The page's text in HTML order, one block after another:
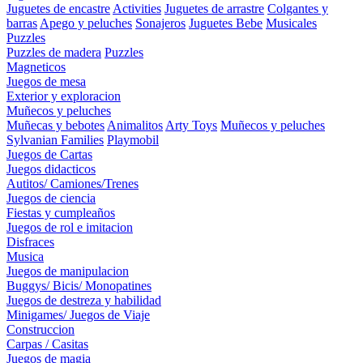
Juguetes de encastre Activities Juguetes de arrastre Colgantes y
barras Apego y peluches Sonajeros Juguetes Bebe Musicales
Puzzles
Puzzles de madera Puzzles
Magneticos
Juegos de mesa
Exterior y exploracion
Muñecos y peluches
Muñecas y bebotes Animalitos Arty Toys Muñecos y peluches
Sylvanian Families Playmobil
Juegos de Cartas
Juegos didacticos
Autitos/ Camiones/Trenes
Juegos de ciencia
Fiestas y cumpleaños
Juegos de rol e imitacion
Disfraces
Musica
Juegos de manipulacion
Buggys/ Bicis/ Monopatines
Juegos de destreza y habilidad
Minigames/ Juegos de Viaje
Construccion
Carpas / Casitas
Juegos de magia